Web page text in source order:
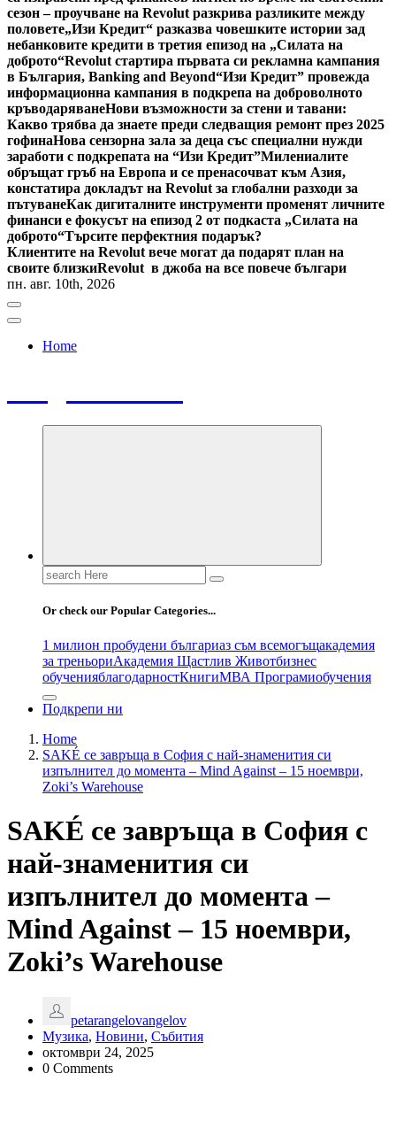
сезон – проучване на Revolut разкрива разликите между
половете„Изи Кредит“ разказва човешките истории зад
небанковите кредити в третия епизод на „Силата на
доброто“Revolut стартира първата си рекламна кампания
в България, Banking and Beyond“Изи Кредит” провежда
информационна кампания в подкрепа на доброволното
кръводаряванеНови възможности за стени и тавани:
Какво трябва да знаете преди следващия ремонт през 2025
гофинаНова сензорна зала за деца със специални нужди
заработи с подкрепата на “Изи Кредит”Милениалите
обръщат гръб на Европа и се пренасочват към Азия,
констатира докладът на Revolut за глобални разходи за
пътуванеКак дигиталните инструменти променят личните
финанси е фокусът на епизод 2 от подкаста „Силата на
доброто“Търсите перфектния подарък?
Клиентите на Revolut вече могат да подарят план на
своите близкиRevolut в джоба на все повече българи
пн. авг. 10th, 2026
Home
Search
for:
Or check our Popular Categories...
1 милион пробудени българиаз съм всемогъщакадемия
за треньориАкадемия Щастлив Животбизнес
обученияблагодарностКнигиМВА Програмиобучения
Подкрепи ни
Home
SAKÉ се завръща в София с най-знаменития си
изпълнител до момента – Mind Against – 15 ноември,
Zoki’s Warehouse
SAKÉ се завръща в София с
най-знаменития си
изпълнител до момента –
Mind Against – 15 ноември,
Zoki’s Warehouse
petarangelovangelov
Музика, Новини, Събития
октомври 24, 2025
0 Comments